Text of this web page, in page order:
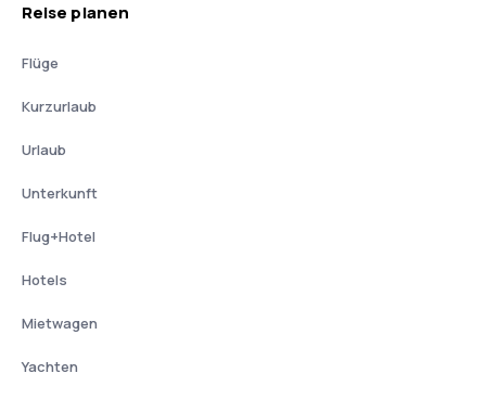
Reise planen
Flüge
Kurzurlaub
Urlaub
Unterkunft
Flug+Hotel
Hotels
Mietwagen
Yachten